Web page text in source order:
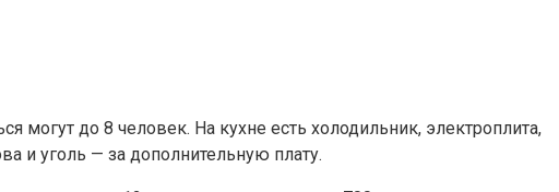
могут до 8 человек. На кухне есть холодильник, электроплита,
и уголь — за дополнительную плату.